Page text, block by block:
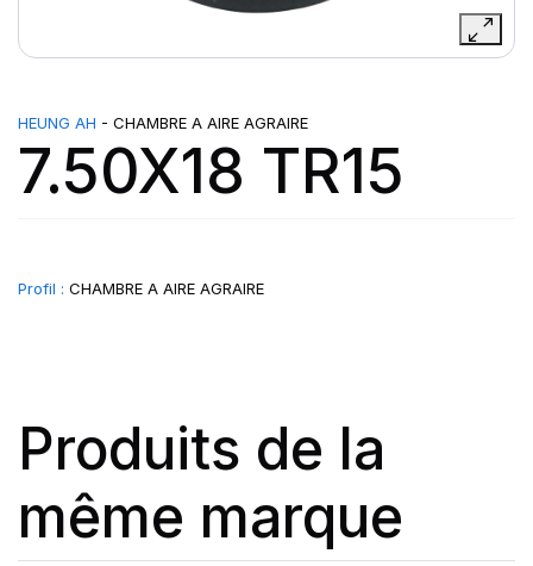
HEUNG AH - CHAMBRE A AIRE AGRAIRE
7.50X18 TR15
Profil : CHAMBRE A AIRE AGRAIRE
Produits de la
même marque